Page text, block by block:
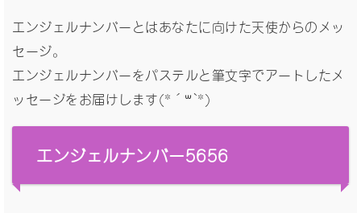
エンジェルナンバーとはあなたに向けた天使からのメッ
セージ。
エンジェルナンバーをパステルと筆文字でアートしたメ
ッセージをお届けします(*´꒳`*)
エンジェルナンバー5656